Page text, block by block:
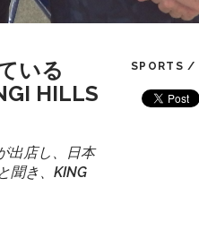
いる
HILLS
出店し、日本
聞き、KING
SPORTS /